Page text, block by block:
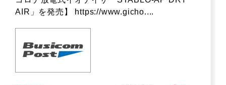
AIR」を発売】 https://www.gicho....